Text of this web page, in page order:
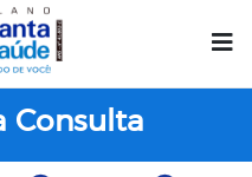
Consulta